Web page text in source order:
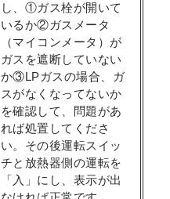
し、①ガス栓が開いて
いるか②ガスメータ
（マイコンメータ）が
ガスを遮断していない
か③LPガスの場合、ガ
スがなくなってないか
を確認して、問題があ
れば処置してくださ
い。その後運転スイッ
チと放熱器側の運転を
「入」にし、表示が出